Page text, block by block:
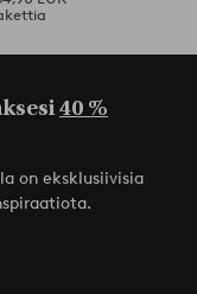
40 %
on eksklusiivisia